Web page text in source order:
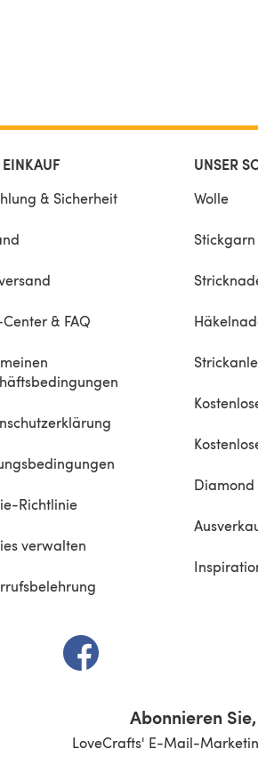
& Sicherheit
& FAQ
Richtlinie
verwalten
UNSER
Wolle
Stickgarn
(öffnet sich in einem neuen
Abonnieren
LoveCrafts' E-Mail-